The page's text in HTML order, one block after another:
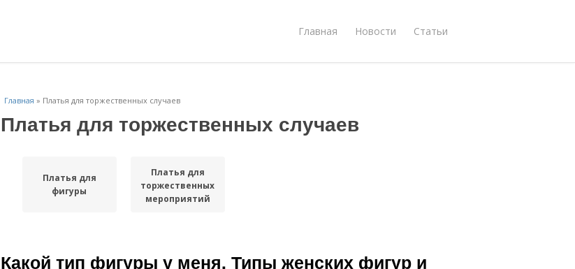
Главная Новости Статьи
Главная » Платья для торжественных случаев
Платья для торжественных случаев
Платья для
фигуры
Платья для
торжественных
мероприятий
Какой тип фигуры у меня. Типы женских фигур и